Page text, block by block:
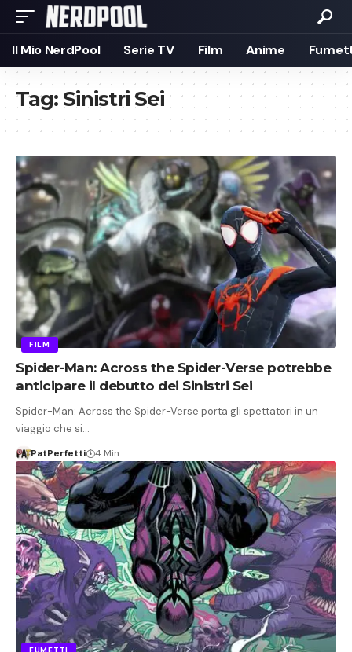
Il Mio NerdPool Serie TV Film Anime
Tag:Sinistri Sei
FILM
Spider-Man: Across the Spider-Verse potrebbe
anticipare il debutto dei Sinistri Sei
Spider-Man: Across the Spider-Verse porta gli spettatori in un
viaggio che si…
PatPerfetti 4 Min
FUMETTI